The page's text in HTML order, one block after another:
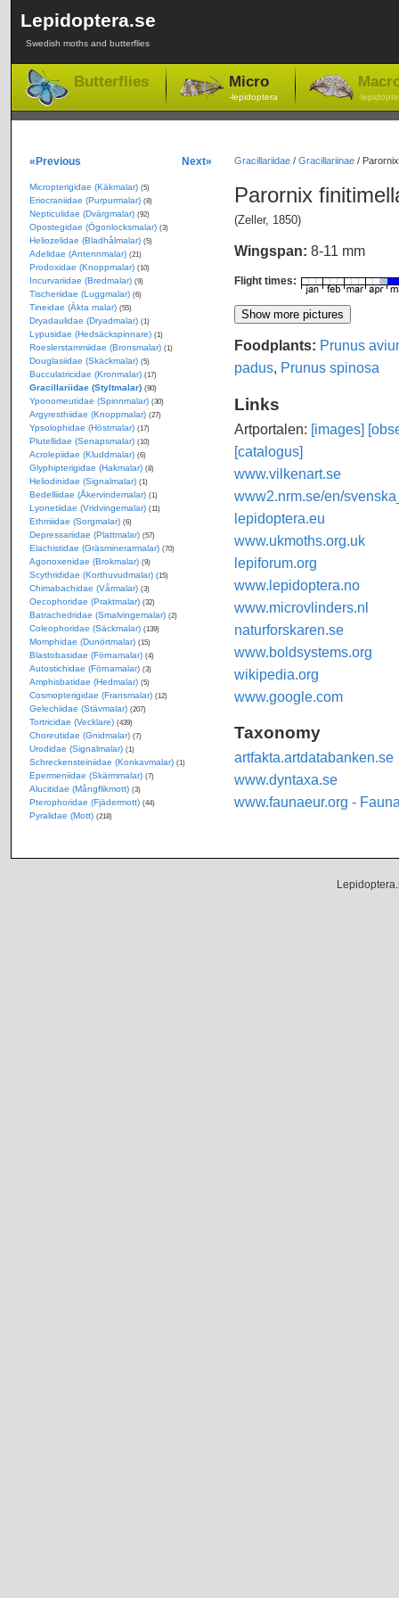
Lepidoptera.se
Swedish moths and butterflies
Butterflies Micro
-lepidoptera -
Gracillariidae/ Gracillariinae/
Parornix
(Zeller, 1850)
Wingspan: 8-11 mm
Flight times:
Foodplants: Prunus
padus, Prunus spinosa
Links
Artportalen: [images]
[catalogus]
www.vilkenart.se
www2.nrm.se/en/
lepidoptera.eu
www.ukmoths.org.uk
lepiforum.org
www.lepidoptera.no
www.microvlinders.nl
naturforskaren.se
www.boldsystems.org
wikipedia.org
www.google.com
Taxonomy
artfakta.artdatabanken.se
www.dyntaxa.se
www.faunaeur.org -
«Previous Next»
Micropterigidae (Käkmalar) (5)
Eriocraniidae (Purpurmalar) (8)
Nepticulidae (Dvärgmalar) (92)
Opostegidae (Ögonlocksmalar) (3)
Heliozelidae (Bladhålmalar) (5)
Adelidae (Antennmalar) (21)
Prodoxidae (Knoppmalar) (10)
Incurvariidae (Bredmalar) (9)
Tischeriidae (Luggmalar) (6)
Tineidae (Äkta malar) (55)
Dryadaulidae (Dryadmalar) (1)
Lypusidae (Hedsäckspinnare) (1)
Roeslerstammiidae (Bronsmalar) (1)
Douglasiidae (Skäckmalar) (5)
Bucculatricidae (Kronmalar) (17)
Gracillariidae (Styltmalar) (90)
Yponomeutidae (Spinnmalar) (30)
Argyresthiidae (Knoppmalar) (27)
Ypsolophidae (Höstmalar) (17)
Plutellidae (Senapsmalar) (10)
Acrolepiidae (Kluddmalar) (6)
Glyphipterigidae (Hakmalar) (8)
Heliodinidae (Signalmalar) (1)
Bedelliidae (Åkervindemalar) (1)
Lyonetiidae (Vridvingemalar) (11)
Ethmiidae (Sorgmalar) (6)
Depressariidae (Plattmalar) (57)
Elachistidae (Gräsminerarmalar) (70)
Agonoxenidae (Brokmalar) (9)
Scythrididae (Korthuvudmalar) (15)
Chimabachidae (Vårmalar) (3)
Oecophoridae (Praktmalar) (32)
Batrachedridae (Smalvingemalar) (2)
Coleophoridae (Säckmalar) (139)
Momphidae (Dunörtmalar) (15)
Blastobasidae (Förnamalar) (4)
Autostichidae (Förnamalar) (3)
Amphisbatidae (Hedmalar) (5)
Cosmopterigidae (Fransmalar) (12)
Gelechiidae (Stävmalar) (207)
Tortricidae (Vecklare) (439)
Choreutidae (Gnidmalar) (7)
Urodidae (Signalmalar) (1)
Schreckensteiniidae (Konkavmalar) (1)
Epermeniidae (Skärmmalar) (7)
Alucitidae (Mångflikmott) (3)
Pterophoridae (Fjädermott) (44)
Pyralidae (Mott) (218)